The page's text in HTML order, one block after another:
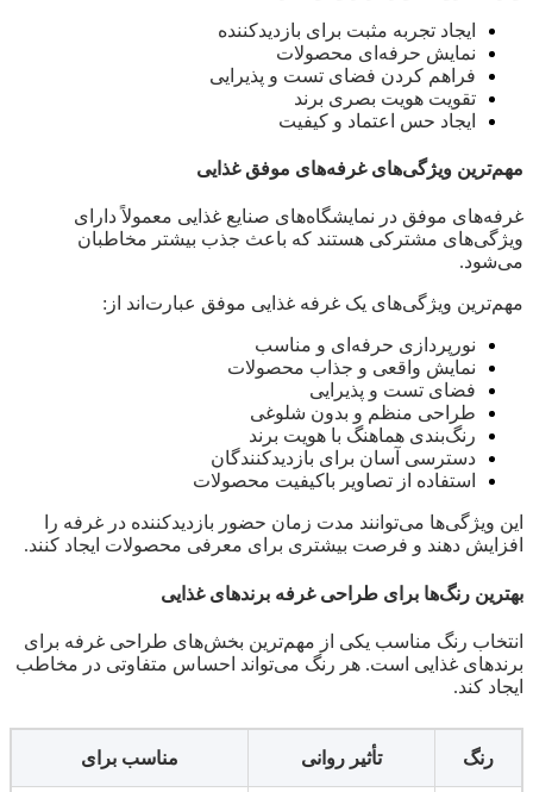
ایجاد تجربه مثبت برای بازدیدکننده
نمایش حرفه‌ای محصولات
فراهم کردن فضای تست و پذیرایی
تقویت هویت بصری برند
ایجاد حس اعتماد و کیفیت
مهم‌ترین ویژگی‌های غرفه‌های موفق غذایی
غرفه‌های موفق در نمایشگاه‌های صنایع غذایی معمولاً دارای
ویژگی‌های مشترکی هستند که باعث جذب بیشتر مخاطبان
می‌شود.
مهم‌ترین ویژگی‌های یک غرفه غذایی موفق عبارت‌اند از:
نورپردازی حرفه‌ای و مناسب
نمایش واقعی و جذاب محصولات
فضای تست و پذیرایی
طراحی منظم و بدون شلوغی
رنگ‌بندی هماهنگ با هویت برند
دسترسی آسان برای بازدیدکنندگان
استفاده از تصاویر باکیفیت محصولات
این ویژگی‌ها می‌توانند مدت زمان حضور بازدیدکننده در غرفه را
افزایش دهند و فرصت بیشتری برای معرفی محصولات ایجاد کنند.
بهترین رنگ‌ها برای طراحی غرفه برندهای غذایی
انتخاب رنگ مناسب یکی از مهم‌ترین بخش‌های طراحی غرفه برای
برندهای غذایی است. هر رنگ می‌تواند احساس متفاوتی در مخاطب
ایجاد کند.
رنگ تأثیر روانی مناسب برای